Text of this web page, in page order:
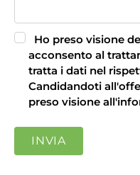
Ho preso visione
acconsento al
tratta i dati nel
Candidandoti
preso visione all'